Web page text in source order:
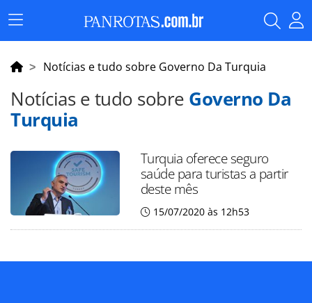
Menu
Principal
Notícias e tudo sobre Governo Da Turquia
Notícias e tudo sobre Governo Da
Turquia
Turquia oferece seguro
saúde para turistas a partir
deste mês
15/07/2020 às 12h53